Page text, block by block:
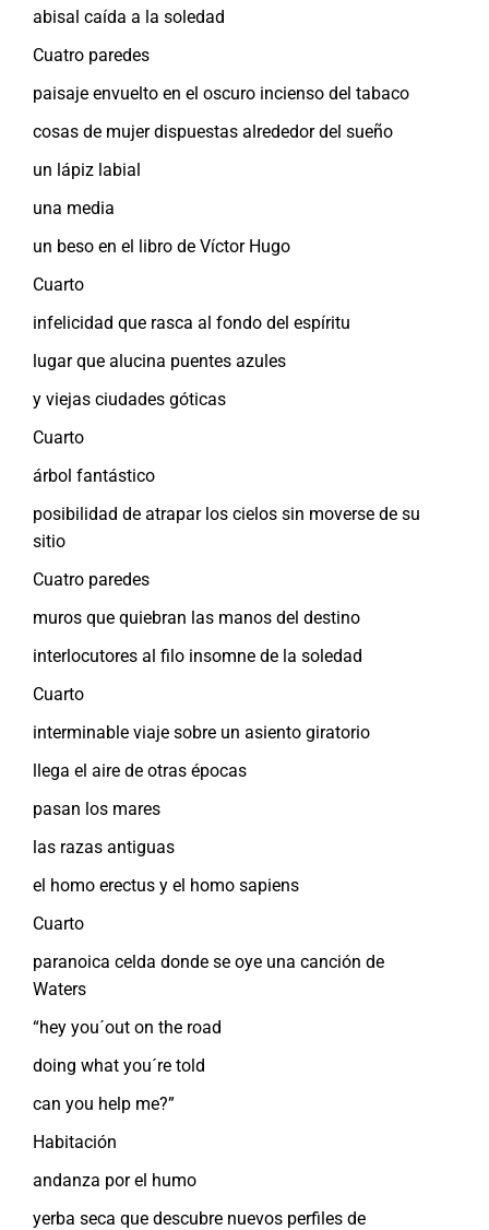
abisal caída a la soledad
Cuatro paredes
paisaje envuelto en el oscuro incienso del tabaco
cosas de mujer dispuestas alrededor del sueño
un lápiz labial
una media
un beso en el libro de Víctor Hugo
Cuarto
infelicidad que rasca al fondo del espíritu
lugar que alucina puentes azules
y viejas ciudades góticas
Cuarto
árbol fantástico
posibilidad de atrapar los cielos sin moverse de su
sitio
Cuatro paredes
muros que quiebran las manos del destino
interlocutores al filo insomne de la soledad
Cuarto
interminable viaje sobre un asiento giratorio
llega el aire de otras épocas
pasan los mares
las razas antiguas
el homo erectus y el homo sapiens
Cuarto
paranoica celda donde se oye una canción de
Waters
“hey you´out on the road
doing what you´re told
can you help me?”
Habitación
andanza por el humo
yerba seca que descubre nuevos perfiles de